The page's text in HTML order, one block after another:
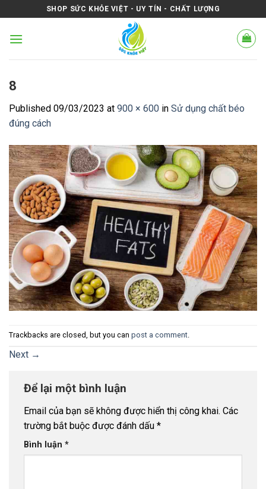
to
content
SHOP SỨC KHỎE VIỆT - UY TÍN - CHẤT LƯỢNG
8
Published 09/03/2023 at 900 × 600 in Sử dụng chất béo
đúng cách
Trackbacks are closed, but you can post a comment.
Next →
Để lại một bình luận
Email của bạn sẽ không được hiển thị công khai. Các
trường bắt buộc được đánh dấu *
Bình luận *